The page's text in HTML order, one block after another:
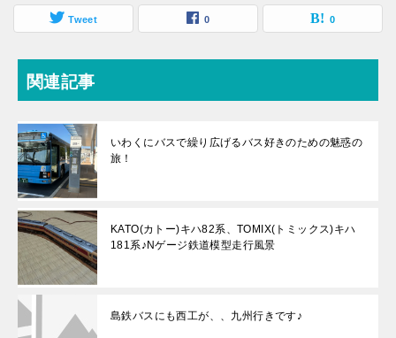
Tweet 0 0
関連記事
いわくにバスで繰り広げるバス好きのための魅惑の
旅！
KATO(カトー)キハ82系、TOMIX(トミックス)キハ
181系♪Nゲージ鉄道模型走行風景
島鉄バスにも西工が、、九州行きです♪